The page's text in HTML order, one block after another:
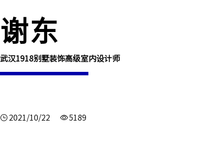
谢东
武汉1918别墅装饰高级室内设计师
2021/10/22 5189